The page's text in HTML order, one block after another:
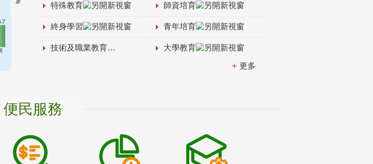
特殊教育 師資培育
終身學習 青年培育
技術及職業教育 大學教育
更多
便民服務